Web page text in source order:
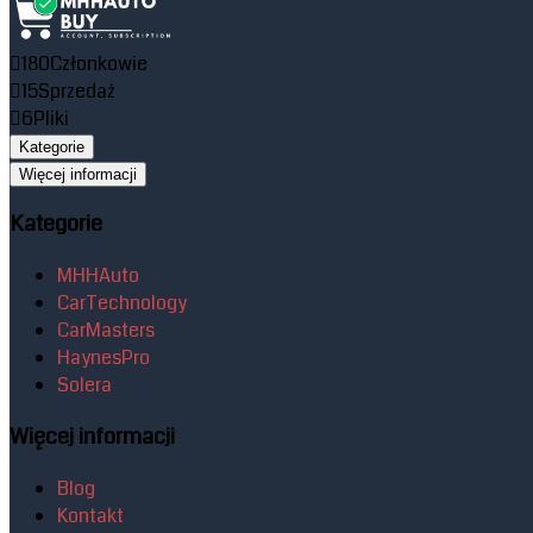
180Członkowie
15Sprzedaż
6Pliki
Kategorie
Więcej informacji
Kategorie
MHHAuto
CarTechnology
CarMasters
HaynesPro
Solera
Więcej informacji
Blog
Kontakt